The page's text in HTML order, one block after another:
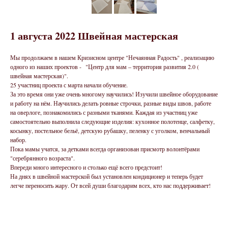
1 августа 2022 Швейная мастерская
Мы продолжаем в нашем Кризисном центре "Нечаянная Радость" , реализацию
одного из наших проектов - "Центр для мам – территория развития 2.0 (
швейная мастерская)".
25 участниц проекта с марта начали обучение.
За это время они уже очень многому научились! Изучили швейное оборудование
и работу на нём. Научились делать ровные строчки, разные виды швов, работе
на оверлоге, познакомились с разными тканями. Каждая из участниц уже
самостоятельно выполнила следующие изделия: кухонное полотенце, салфетку,
косынку, постельное бельё, детскую рубашку, пеленку с уголком, венчальный
набор.
Пока мамы учатся, за детками всегда организован присмотр волонтёрами
"серебрянного возраста".
Впереди много интересного и столько ещë всего предстоит!
На днях в швейной мастерской был установлен кондиционер и теперь будет
легче переносить жару. От всей души благодарим всех, кто нас поддерживает!